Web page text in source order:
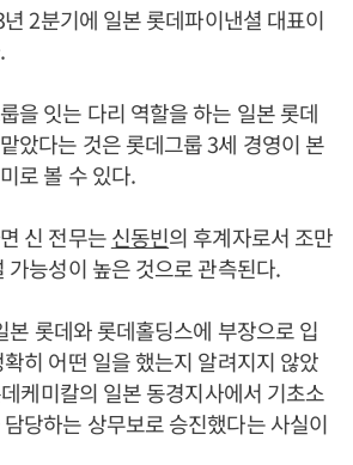
2분기에 일본 롯데파이낸셜 대표이
을 잇는 다리 역할을 하는 일본 롯데
았다는 것은 롯데그룹 3세 경영이 본
로 볼 수 있다.
신 전무는신동빈의 후계자로서 조만
가능성이 높은 것으로 관측된다.
본 롯데와 롯데홀딩스에 부장으로 입
히 어떤 일을 했는지 알려지지 않았
케미칼의 일본 동경지사에서 기초소
당하는 상무보로 승진했다는 사실이